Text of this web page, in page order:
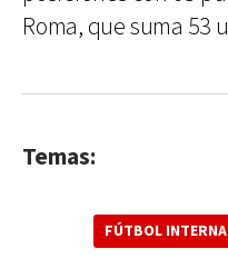
Roma, que suma 53
Temas:
FÚTBOL